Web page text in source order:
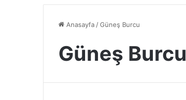
Anasayfa /Güneş Burcu
Güneş Burcu